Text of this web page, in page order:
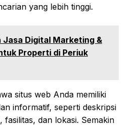
yang lebih tinggi.
Jasa Digital Marketing &
Properti di Periuk
situs web Anda memiliki
informatif, seperti deskripsi
dan lokasi. Semakin